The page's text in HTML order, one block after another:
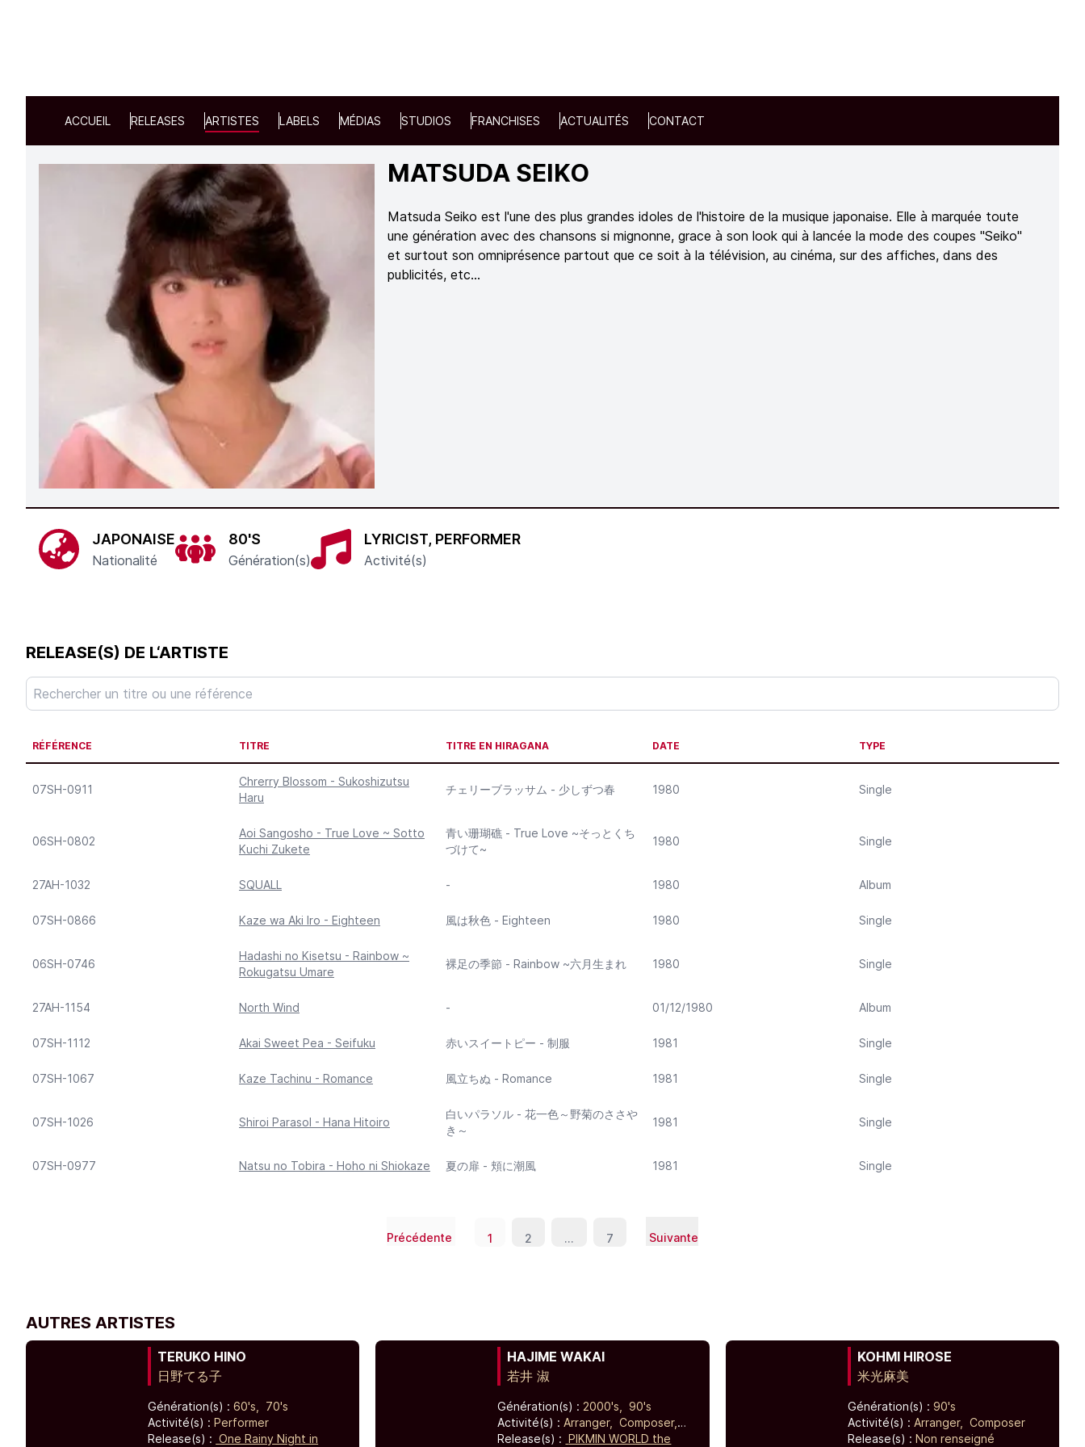
ACCUEIL RELEASES ARTISTES LABELS MÉDIAS STUDIOS FRANCHISES ACTUALITÉS CONTACT
MATSUDA SEIKO
Matsuda Seiko est l'une des plus grandes idoles de l'histoire de la musique japonaise. Elle à marquée toute
une génération avec des chansons si mignonne, grace à son look qui à lancée la mode des coupes "Seiko"
et surtout son omniprésence partout que ce soit à la télévision, au cinéma, sur des affiches, dans des
publicités, etc...
JAPONAISE
Nationalité
80'S
Génération(s)
LYRICIST, PERFORMER
Activité(s)
RELEASE(S) DE L‘ARTISTE
RÉFÉRENCE TITRE TITRE EN HIRAGANA DATE TYPE
07SH-0911
Chrerry Blossom - Sukoshizutsu
Haru
チェリーブラッサム - 少しずつ春 1980 Single
06SH-0802
Aoi Sangosho - True Love ~ Sotto
Kuchi Zukete
青い珊瑚礁 - True Love ~そっとくち
づけて~
1980 Single
27AH-1032 SQUALL - 1980 Album
07SH-0866 Kaze wa Aki Iro - Eighteen 風は秋色 - Eighteen 1980 Single
06SH-0746
Hadashi no Kisetsu - Rainbow ~
Rokugatsu Umare
裸足の季節 - Rainbow ~六月生まれ 1980 Single
27AH-1154 North Wind - 01/12/1980 Album
07SH-1112 Akai Sweet Pea - Seifuku 赤いスイートピー - 制服 1981 Single
07SH-1067 Kaze Tachinu - Romance 風立ちぬ - Romance 1981 Single
07SH-1026 Shiroi Parasol - Hana Hitoiro
白いパラソル - 花一色～野菊のささや
き～
1981 Single
07SH-0977 Natsu no Tobira - Hoho ni Shiokaze 夏の扉 - 頬に潮風 1981 Single
Précédente 1 2 ... 7 Suivante
AUTRES ARTISTES
TERUKO HINO
日野てる子
Génération(s) : 60's,
70's
Activité(s) : Performer
Release(s) : One Rainy Night in
HAJIME WAKAI
若井 淑
Génération(s) : 2000's,
90's
Activité(s) : Arranger,
Composer,
Performer
Release(s) : PIKMIN WORLD the
KOHMI HIROSE
米光麻美
Génération(s) : 90's
Activité(s) : Arranger,
Composer
Release(s) : Non renseigné